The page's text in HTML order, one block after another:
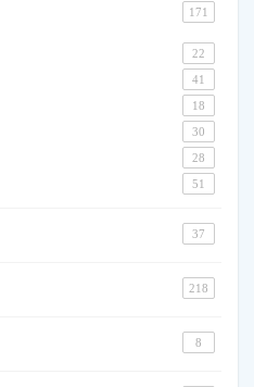
171
22
41
18
30
28
51
37
218
8